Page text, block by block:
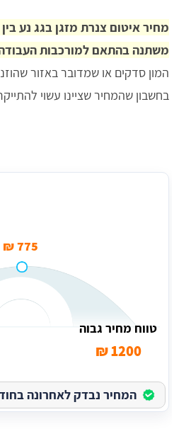
משתנה בהתאם למורכבות
המון סדקים או שמדובר באזור
בחשבון שהמחיר שציינו עשוי
775 ₪
טווח מחיר גבוה
1200 ₪
המחיר נבדק לאחרונה בחודש